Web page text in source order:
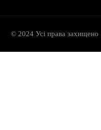
© 2024 Усі права захищено